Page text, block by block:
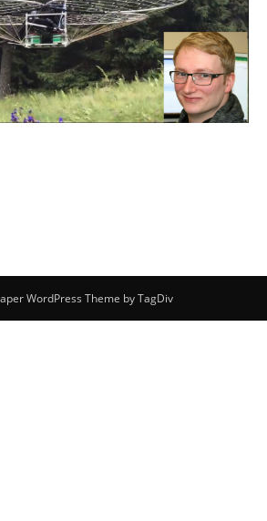
WordPress Theme by TagDiv